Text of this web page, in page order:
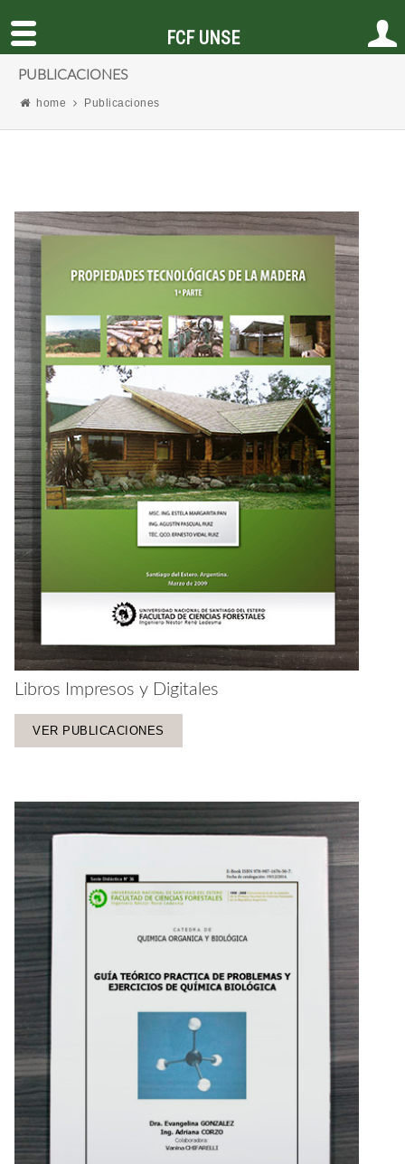
PUBLICACIONES
home Publicaciones
Libros Impresos y Digitales
VER PUBLICACIONES
FCF UNSE